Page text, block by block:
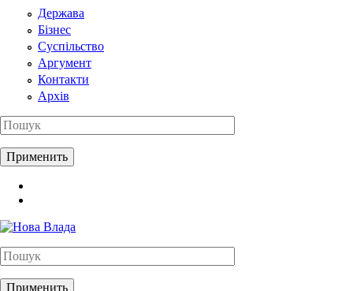
Держава
Бізнес
Суспільство
Аргумент
Контакти
Архів